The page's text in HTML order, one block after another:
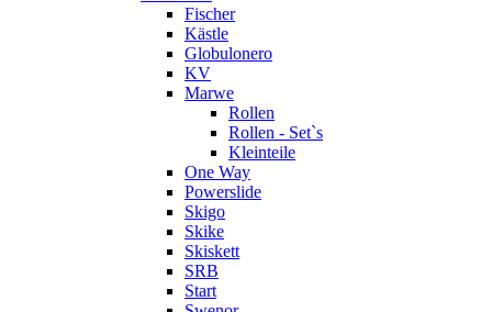
Fischer
Kästle
Globulonero
KV
Marwe
Rollen
Rollen - Set`s
Kleinteile
One Way
Powerslide
Skigo
Skike
Skiskett
SRB
Start